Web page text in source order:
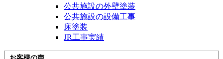
公共施設の外壁塗装
公共施設の設備工事
床塗装
JR工事実績